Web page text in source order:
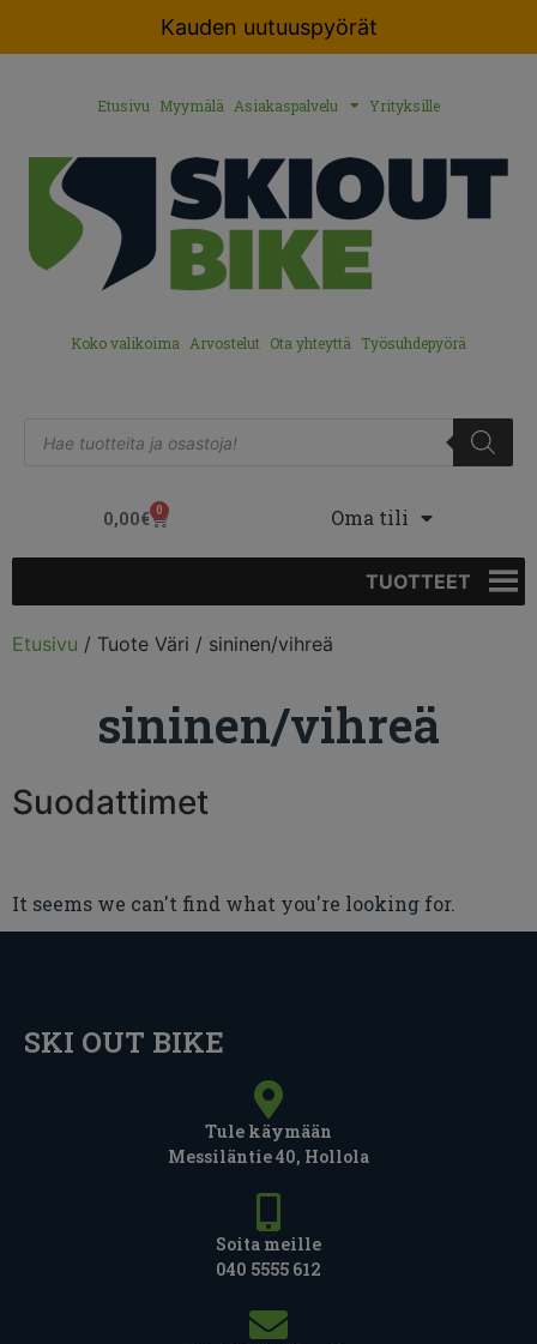
Kauden uutuuspyörät
Etusivu Myymälä Asiakaspalvelu Yrityksille
Koko valikoima Arvostelut Ota yhteyttä Työsuhdepyörä
0,00€ 0 Oma tili
TUOTTEET
Etusivu / Tuote Väri / sininen/vihreä
sininen/vihreä
Suodattimet
It seems we can't find what you're looking for.
SKI OUT BIKE
Tule käymään
Messiläntie 40, Hollola
Soita meille
040 5555 612